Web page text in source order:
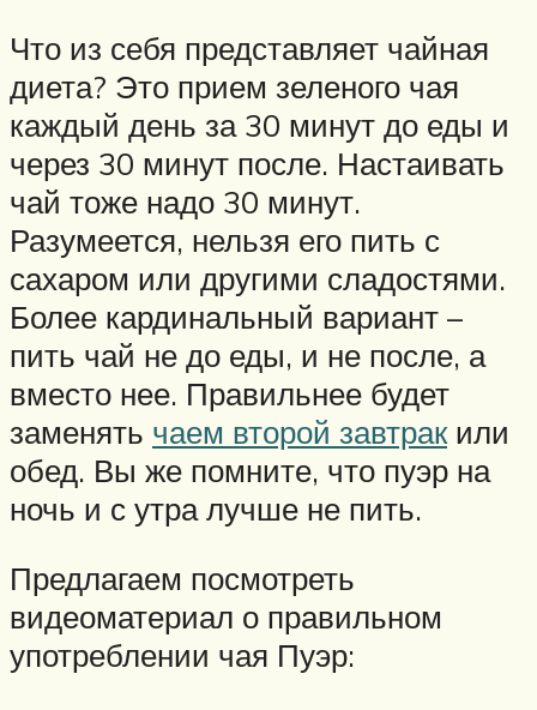
Что из себя представляет чайная
диета? Это прием зеленого чая
каждый день за 30 минут до еды и
через 30 минут после. Настаивать
чай тоже надо 30 минут.
Разумеется, нельзя его пить с
сахаром или другими сладостями.
Более кардинальный вариант –
пить чай не до еды, и не после, а
вместо нее. Правильнее будет
заменять чаем второй завтракили
обед. Вы же помните, что пуэр на
ночь и с утра лучше не пить.
Предлагаем посмотреть
видеоматериал о правильном
употреблении чая Пуэр: